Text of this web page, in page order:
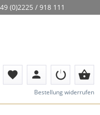
(0)2225 / 918 111
favorite person shopping_basket
Bestellung widerrufen